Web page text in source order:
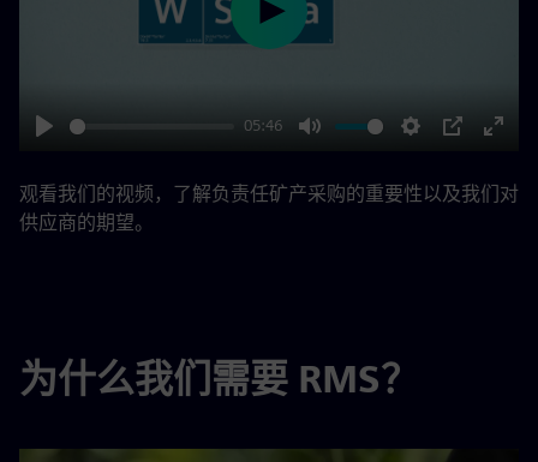
05:46
Play
观看我们的视频，了解负责任矿产采购的重要性以及我们对
供应商的期望。
为什么我们需要 RMS？